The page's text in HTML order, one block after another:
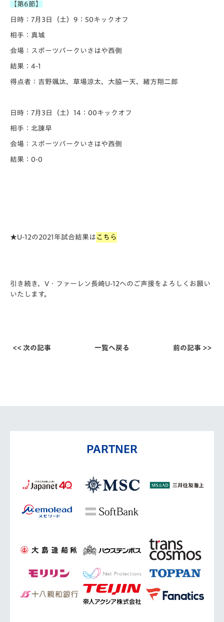
【第6節】
日時：7月3日（土）9：50キックオフ
相手：真城
会場：スポーツパークいさはや西側
結果：4-1
得点者：吉野颯汰、草場涼太、大脇一天、緒方翔二郎
日時：7月3日（土）14：00キックオフ
相手：北諫早
会場：スポーツパークいさはや西側
結果：0-0
★U-12の2021年試合結果は こちら
引き続き、V・ファーレン長崎U-12へのご声援をよろしくお願い
いたします。
<< 次の記事 一覧へ戻る 前の記事 >>
PARTNER